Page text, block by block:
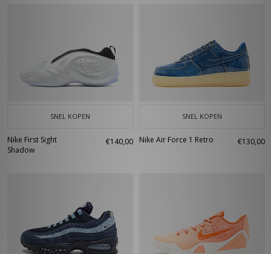
SNEL KOPEN
Nike First Sight
Shadow
€140,00
SNEL KOPEN
Nike Air Force 1 Retro €130,00